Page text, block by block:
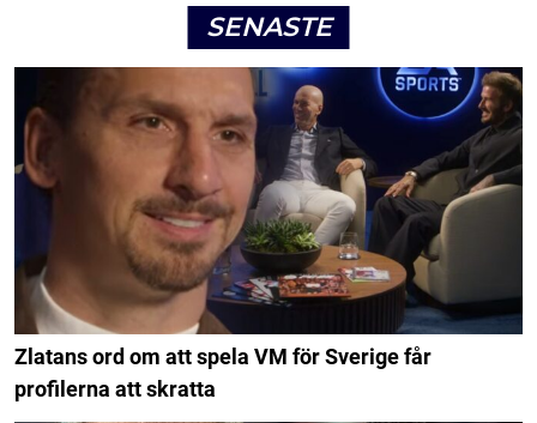
SENASTE
Zlatans ord om att spela VM för Sverige får
profilerna att skratta